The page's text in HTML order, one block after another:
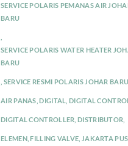
SERVICE POLARIS PEMANAS AIR
BARU
SERVICE POLARIS WATER HEATER
BARU
SERVICE RESMI POLARIS JOHAR BARU
AIR PANAS ,DIGITAL ,DIGITAL
DIGITAL CONTROLLER ,DISTRIBUTOR
ELEMEN,FILLING VALVE JAKARTA